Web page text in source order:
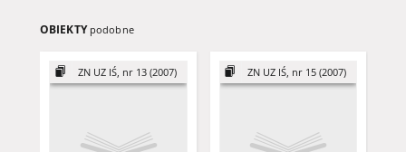
OBIEKTY podobne
ZN UZ IŚ, nr 13 (2007) ZN UZ IŚ, nr 15 (2007)